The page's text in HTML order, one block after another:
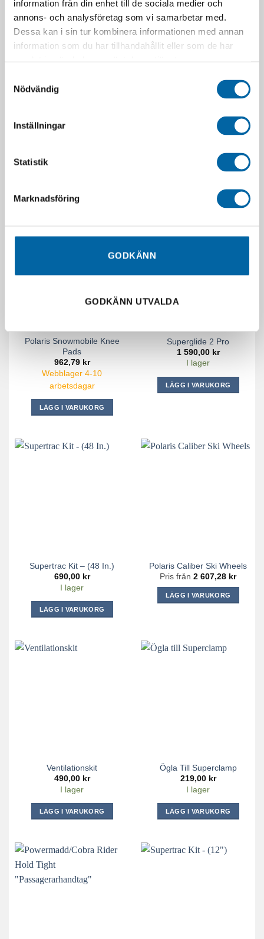
information från din enhet till de sociala medier och
annons- och analysföretag som vi samarbetar med.
Dessa kan i sin tur kombinera informationen med annan
information som du har tillhandahållit eller som de har
Nödvändig
Inställningar
Statistik
Marknadsföring
GODKÄNN
GODKÄNN UTVALDA
Ski-Doo Skydd För
860201674 (Ramp
Polaris Snowmobile Knee
Pads
962,79 kr
Webblager 4-10
arbetsdagar
LÄGG I VARUKORG
Superglide 2 Pro
1 590,00 kr
I lager
LÄGG I VARUKORG
Supertrac Kit – (48 In.)
690,00 kr
I lager
LÄGG I VARUKORG
Polaris Caliber Ski Wheels
Pris från 2 607,28 kr
LÄGG I VARUKORG
har
Ventilationskit
490,00 kr
I lager
LÄGG I VARUKORG
Ögla Till Superclamp
219,00 kr
I lager
LÄGG I VARUKORG